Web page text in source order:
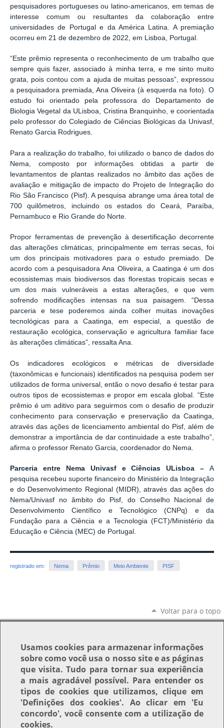
pesquisadores portugueses ou latino-americanos, em temas de
interesse comum ou resultantes da colaboração entre
universidades de Portugal e da América Latina. A premiação
ocorreu em 21 de dezembro de 2022, em Lisboa, Portugal.
“Este prêmio representa o reconhecimento de um trabalho que
sempre quis fazer, associado à minha terra, e me sinto muito
grata, pois contou com a ajuda de muitas pessoas”, expressou
a pesquisadora premiada, Ana Oliveira (à esquerda na foto). O
estudo foi orientado pela professora do Departamento de
Biologia Vegetal da ULisboa, Cristina Branquinho, e coorientada
pelo professor do Colegiado de Ciências Biológicas da Univasf,
Renato Garcia Rodrigues.
Para a realização do trabalho, foi utilizado o banco de dados do
Nema, composto por informações obtidas a partir de
levantamentos de plantas realizados no âmbito das ações de
avaliação e mitigação de impacto do Projeto de Integração do
Rio São Francisco (Pisf). A pesquisa abrange uma área total de
700 quilômetros, incluindo os estados do Ceará, Paraíba,
Pernambuco e Rio Grande do Norte.
Propor ferramentas de prevenção à desertificação decorrente
das alterações climáticas, principalmente em terras secas, foi
um dos principais motivadores para o estudo premiado. De
acordo com a pesquisadora Ana Oliveira, a Caatinga é um dos
ecossistemas mais biodiversos das florestas tropicais secas e
um dos mais vulneráveis a
estas alterações, e que vem
sofrendo modificações intensas na sua paisagem. “Dessa
parceria e tese poderemos ainda colher muitas inovações
tecnológicas para a Caatinga, em especial, a questão de
restauração ecológica, conservação e agricultura familiar face
às alterações climáticas”, ressalta Ana.
Os indicadores ecológicos e métricas de diversidade
(taxonômicas e funcionais) identificados na pesquisa podem ser
utilizados de forma universal, então o novo desafio é testar para
outros tipos de ecossistemas e propor em escala global. “Este
prêmio é um aditivo para seguirmos com o desafio de produzir
conhecimento para conservação e preservação da Caatinga,
através das ações de licenciamento ambiental do Pisf, além de
demonstrar a importância de dar continuidade a este trabalho”,
afirma o professor Renato Garcia, coordenador do Nema.
Parceria entre Nema Univasf e Ciências ULisboa – A
pesquisa recebeu suporte financeiro do Ministério da Integração
e do Desenvolvimento Regional (MIDR), através das ações do
Nema/Univasf no âmbito do Pisf, do Conselho Nacional de
Desenvolvimento Científico e Tecnológico (CNPq) e da
Fundação para a Ciência e a Tecnologia (FCT)/Ministério da
Educação e Ciência (MEC) de Portugal.
registrado em: Nema Prêmio Meio Ambiente PISF
Voltar para o topo
Usamoscookies para armazenar informações
sobre como você usa o nosso site e as páginas
que visita. Tudo para tornar sua experiência
a mais agradável possível. Para entender os
tipos de cookies que utilizamos, clique em
'Definições dos cookies'. Ao clicar em 'Eu
concordo', você consente com a utilização de
cookies.